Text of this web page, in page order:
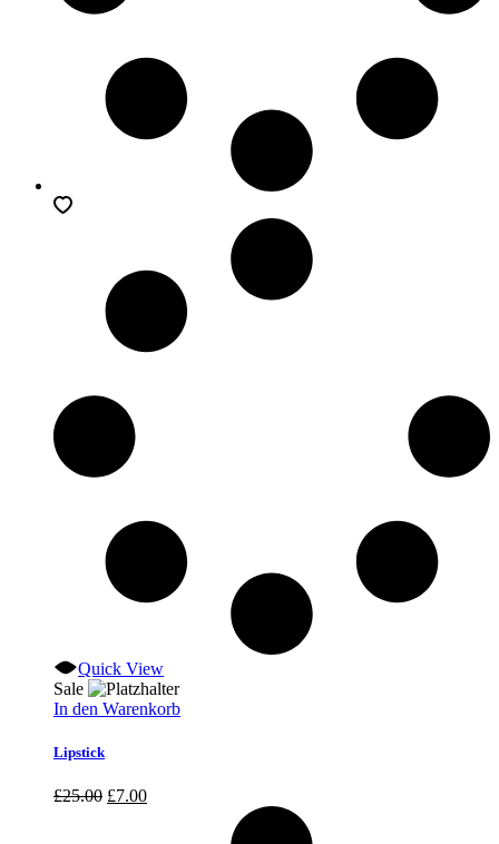
Quick View
Sale
In den Warenkorb
Lipstick
£25.00 Ursprünglicher
£7.00Aktueller